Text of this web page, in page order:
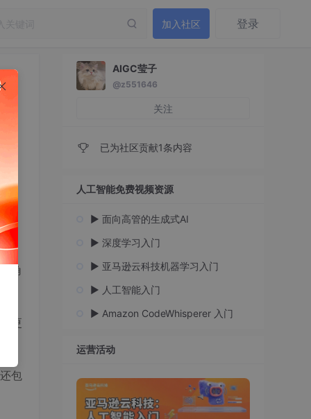
加入社区 登录
角
更
包
AIGC莹子
@z551646
关注
已为社区贡献1条内容
人工智能免费视频资源
▶️ 面向高管的生成式AI
▶️ 深度学习入门
▶️ 亚马逊云科技机器学习入门
▶️ 人工智能入门
▶️ Amazon CodeWhisperer 入门
运营活动